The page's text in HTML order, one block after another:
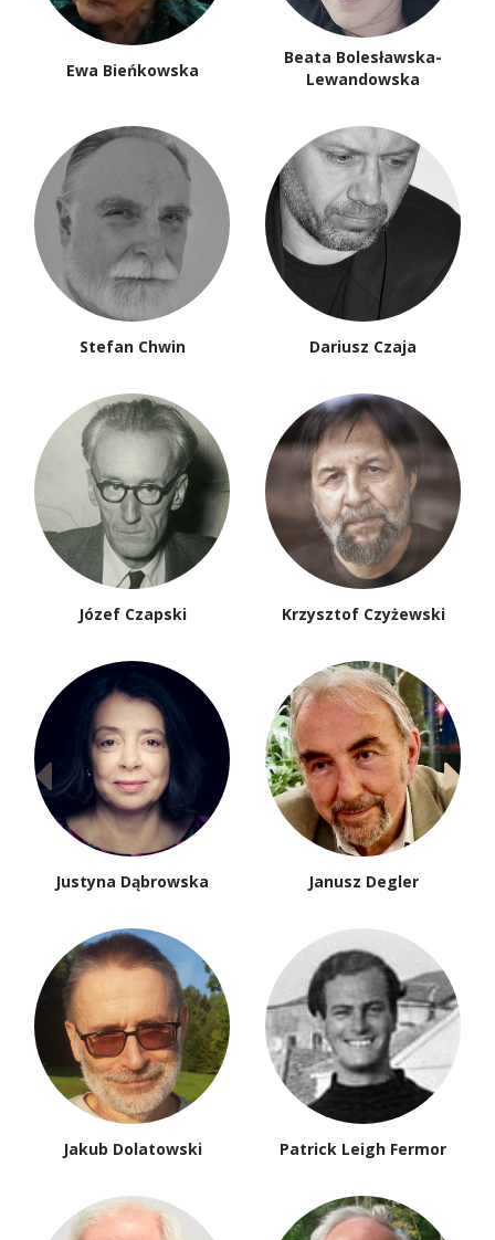
Ewa Bieńkowska
Beata Bolesławska-
Lewandowska
Stefan Chwin Dariusz Czaja
Józef Czapski Krzysztof Czyżewski
Justyna Dąbrowska Janusz Degler
Jakub Dolatowski Patrick Leigh Fermor